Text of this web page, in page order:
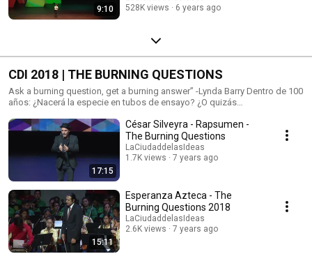
9:10
528K views
6 years ago
CDI 2018 | THE BURNING QUESTIONS
Ask a burning question, get a burning answer” -Lynda Barry Dentro de 100
años: ¿Nacerá la especie en tubos de ensayo? ¿O quizás
sin cuerpo con inteligencia artificial? ¿Podremos convertirnos en
“Dioses” a partir de la manipulación genética y la medicina? ¿Qué tan
inteligente podremos llegar a ser? Y, ¿Seremos más felices siendo más
inteligentes? ¿Cómo lidiaremos con la pobreza, económica y emocional?
¿La intolerancia y la tolerancia cómo coexistirán? ¿Nos convertiremos en
humanoides tecnológicos? ¿Hablaremos todos el mismo idioma? Te has
preguntado ¿En qué tipo de casas viviremos? O ¿en qué tipo de
planetas?; ¿Seguiremos trabajando como lo hacemos, o trabajar será un
acto anacrónico? ¿Existirán más de dos, tres, cuatro sexos? ¿Logrará el
internet a través de la saturación de contenidos y fake newsmodificar
nuestra memoria histórica? ¿Acaso alguien se dará cuenta de ello?
¿Viviremos en otros planetas? ¿La Tierra seguirá existiendo?
17:15
César Silveyra - Rapsumen -
The Burning Questions
LaCiudaddelasIdeas
1.7K views
7 years ago
15:11
Esperanza Azteca - The
Burning Questions 2018
LaCiudaddelasIdeas
2.6K views
7 years ago